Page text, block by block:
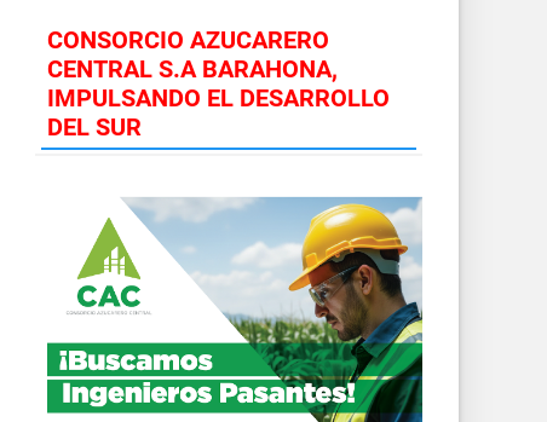
CONSORCIO AZUCARERO
CENTRAL S.A BARAHONA,
IMPULSANDO EL DESARROLLO
DEL SUR